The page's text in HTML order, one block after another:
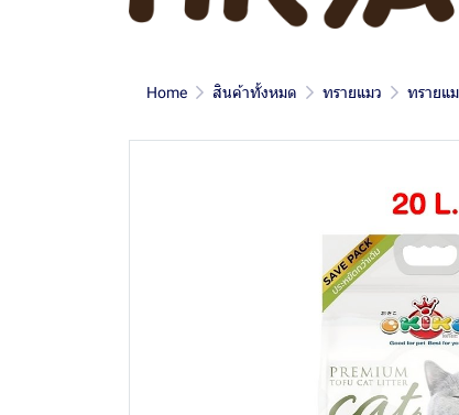
Home สินค้าทั้งหมด ทรายแมว ทรายแ